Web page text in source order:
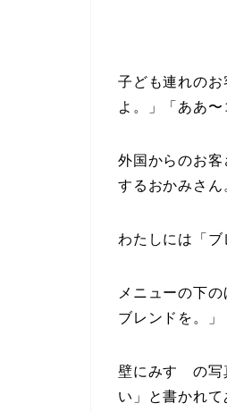
子ども連れの
よ。」「ああ
外国からのお
するおかみさん
わたしには「ブ
メニューの下
ブレンドを。」
壁にみすゞの
い」と書かれ